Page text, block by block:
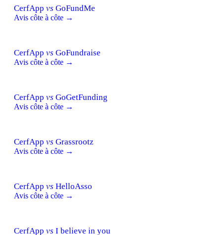
CerfApp vs GoFundMe
Avis côte à côte →
CerfApp vs GoFundraise
Avis côte à côte →
CerfApp vs GoGetFunding
Avis côte à côte →
CerfApp vs Grassrootz
Avis côte à côte →
CerfApp vs HelloAsso
Avis côte à côte →
CerfApp vs I believe in you